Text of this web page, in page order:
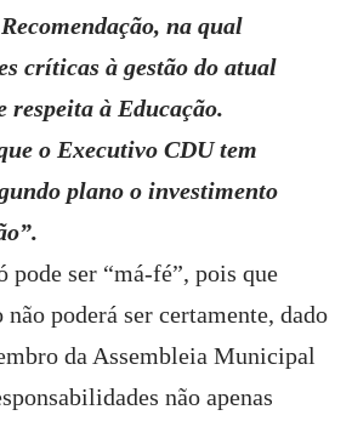
na qual
críticas à gestão do atual
respeita à Educação.
o Executivo CDU tem
plano o investimento
pode ser “má-fé”, pois que
poderá ser certamente, dado
da Assembleia Municipal
não apenas